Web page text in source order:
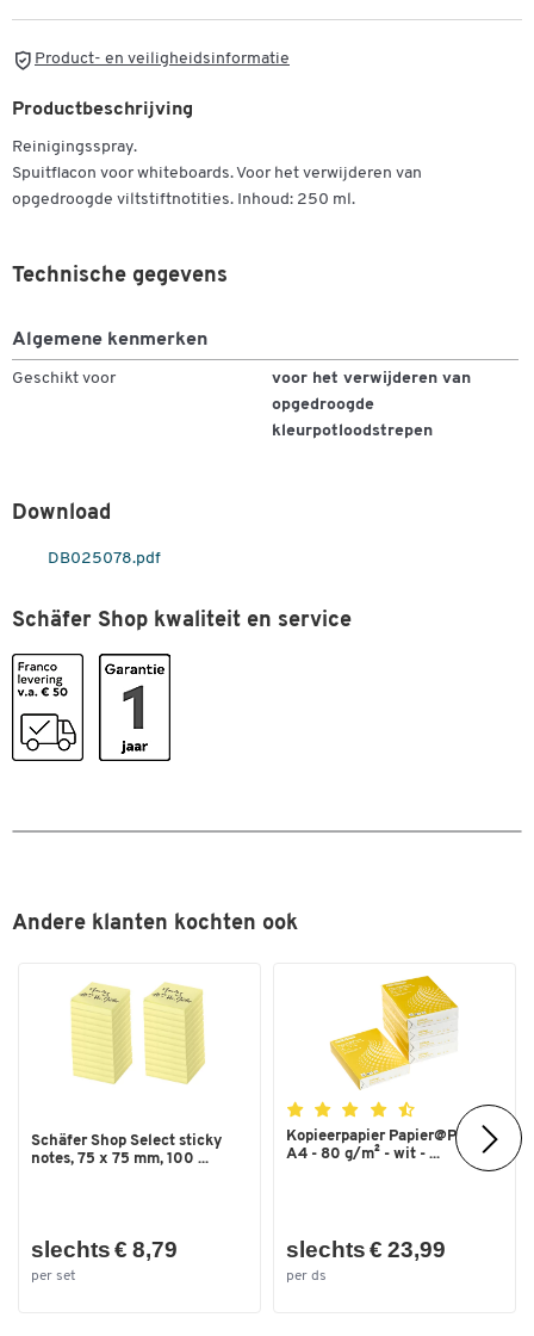
Product- en veiligheidsinformatie
Productbeschrijving
Reinigingsspray.
Spuitflacon voor whiteboards. Voor het verwijderen van
opgedroogde viltstiftnotities. Inhoud: 250 ml.
Technische gegevens
Algemene kenmerken
Geschikt voor
voor het verwijderen van
opgedroogde
kleurpotloodstrepen
Download
DB025078.pdf
Schäfer Shop kwaliteit en service
Andere klanten kochten ook
Schäfer Shop Select sticky
notes, 75 x 75 mm, 100 ...
slechts € 8,79
per set
Kopieerpapier Papier@Print -
A4 - 80 g/m² - wit - ...
slechts € 23,99
per ds
Dubbelklik om in te zoomen